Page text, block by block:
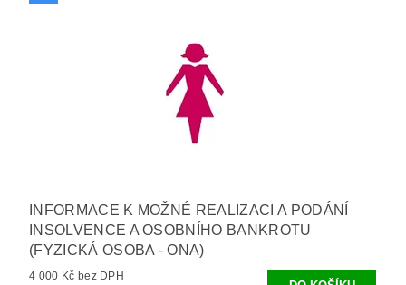
INFORMACE K MOŽNÉ REALIZACI A PODÁNÍ
INSOLVENCE A OSOBNÍHO BANKROTU
(FYZICKÁ OSOBA - ONA)
4 000 Kč bez DPH